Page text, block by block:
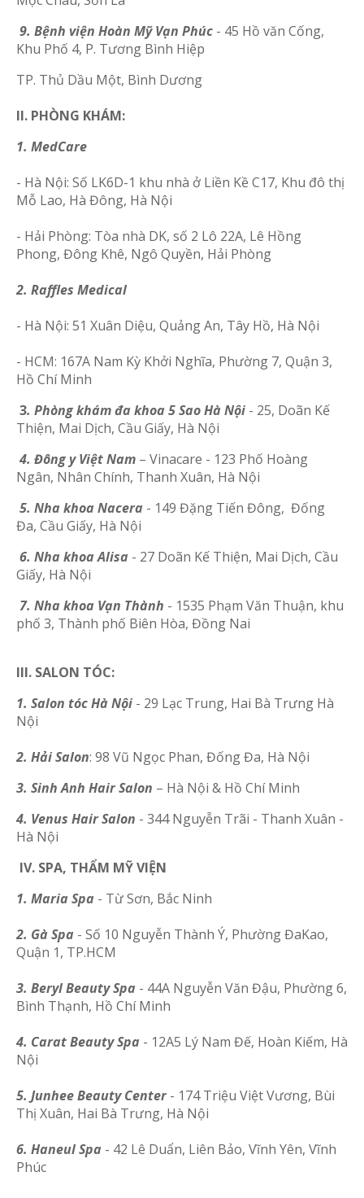
9. Bệnh viện Hoàn Mỹ Vạn Phúc - 45 Hồ văn Cống,
Khu Phố 4, P. Tương Bình Hiệp
TP. Thủ Dầu Một, Bình Dương
II. PHÒNG KHÁM:
1. MedCare
- Hà Nội: Số LK6D-1 khu nhà ở Liền Kề C17, Khu đô thị
Mỗ Lao, Hà Đông, Hà Nội
- Hải Phòng: Tòa nhà DK, số 2 Lô 22A, Lê Hồng
Phong, Đông Khê, Ngô Quyền, Hải Phòng
2. Raffles Medical
- Hà Nội: 51 Xuân Diệu, Quảng An, Tây Hồ, Hà Nội
- HCM: 167A Nam Kỳ Khởi Nghĩa, Phường 7, Quận 3,
Hồ Chí Minh
3. Phòng khám đa khoa 5 Sao Hà Nội - 25, Doãn Kế
Thiện, Mai Dịch, Cầu Giấy, Hà Nội
4. Đông y Việt Nam – Vinacare - 123 Phố Hoàng
Ngân, Nhân Chính, Thanh Xuân, Hà Nội
5. Nha khoa Nacera - 149 Đặng Tiến Đông, Đống
Đa, Cầu Giấy, Hà Nội
6. Nha khoa Alisa - 27 Doãn Kế Thiện, Mai Dịch, Cầu
Giấy, Hà Nội
7. Nha khoa Vạn Thành - 1535 Phạm Văn Thuận, khu
phố 3, Thành phố Biên Hòa, Đồng Nai
III. SALON TÓC:
1. Salon tóc Hà Nội - 29 Lạc Trung, Hai Bà Trưng Hà
Nội
2. Hải Salon: 98 Vũ Ngọc Phan, Đống Đa, Hà Nội
3. Sinh Anh Hair Salon – Hà Nội & Hồ Chí Minh
4. Venus Hair Salon - 344 Nguyễn Trãi - Thanh Xuân -
Hà Nội
IV. SPA, THẨM MỸ VIỆN
1. Maria Spa - Từ Sơn, Bắc Ninh
2. Gà Spa - Số 10 Nguyễn Thành Ý, Phường ĐaKao,
Quận 1, TP.HCM
3. Beryl Beauty Spa - 44A Nguyễn Văn Đậu, Phường 6,
Bình Thạnh, Hồ Chí Minh
4. Carat Beauty Spa - 12A5 Lý Nam Đế, Hoàn Kiếm, Hà
Nội
5. Junhee Beauty Center - 174 Triệu Việt Vương, Bùi
Thị Xuân, Hai Bà Trưng, Hà Nội
6. Haneul Spa - 42 Lê Duẩn, Liên Bảo, Vĩnh Yên, Vĩnh
Phúc